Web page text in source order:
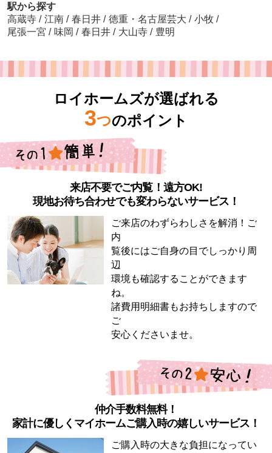
駅から探す
高蔵寺 / 江南 / 春日井 / 徳重・名古屋芸大 / 小牧 /
尾張一宮 / 味岡 / 春日井 / 大山寺 / 豊明
ロイホームズが選ばれる
3つのポイント
来店不要でご内覧！遠方OK!
現地お待ち合わせでも変わらないサービス！
ご来店のわずらわしさを解消！ご
内
覧後にはご自身の目でしっかり周
辺
環境も確認することができます
ね。
諸費用明細書もお持ちしますので
ご
安心くださいませ。
仲介手数料無料！
家計に優しくマイホームご購入時の嬉しいサービス！
ご購入時の大きな負担になってい